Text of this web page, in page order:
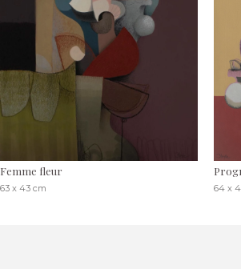
Femme fleur
63 x 43 cm 64 x